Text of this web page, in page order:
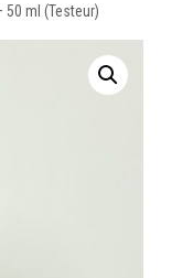
ml (Testeur)